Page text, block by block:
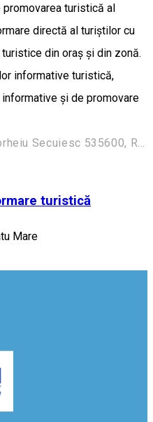
turistică al
directă al turiștilor cu
din oraș și din zonă.
informative turistică,
şi de promovare
turistică
Mare